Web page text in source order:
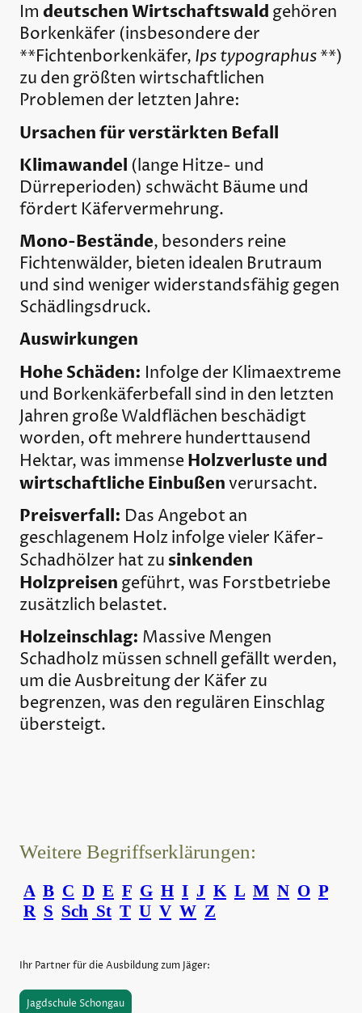
Im deutschen Wirtschaftswald gehören
Borkenkäfer (insbesondere der
**Fichtenborkenkäfer, Ips typographus**)
zu den größten wirtschaftlichen
Problemen der letzten Jahre:
Ursachen für verstärkten Befall
Klimawandel (lange Hitze- und
Dürreperioden) schwächt Bäume und
fördert Käfervermehrung.
Mono-Bestände, besonders reine
Fichtenwälder, bieten idealen Brutraum
und sind weniger widerstandsfähig gegen
Schädlingsdruck.
Auswirkungen
Hohe Schäden: Infolge der Klimaextreme
und Borkenkäferbefall sind in den letzten
Jahren große Waldflächen beschädigt
worden, oft mehrere hunderttausend
Hektar, was immenseHolzverluste und
wirtschaftliche Einbußenverursacht.
Preisverfall: Das Angebot an
geschlagenem Holz infolge vieler Käfer-
Schadhölzer hat zu sinkenden
Holzpreisen geführt, was Forstbetriebe
zusätzlich belastet.
Holzeinschlag: Massive Mengen
Schadholz müssen schnell gefällt werden,
um die Ausbreitung der Käfer zu
begrenzen, was den regulären Einschlag
übersteigt.
Weitere Begriffserklärungen:
A B C D E F G H I J K L M N O P
R S Sch St T U V W Z
Ihr Partner für die Ausbildung zum Jäger:
Jagdschule Schongau